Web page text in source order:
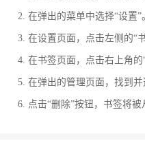
2. 在弹出的菜单中选择“设置”
3. 在设置页面，点击左侧的“
4. 在书签页面，点击右上角的
5. 在弹出的管理页面，找到并
6. 点击“删除”按钮，书签将被